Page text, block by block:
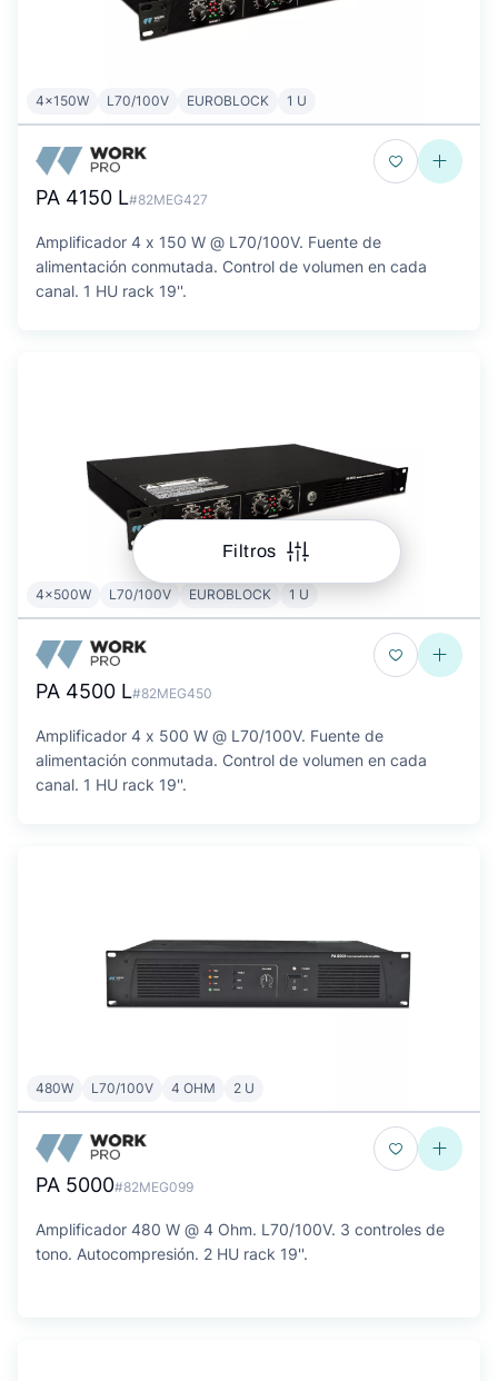
Filtros
4x150W L70/100V EUROBLOCK 1 U
PA 4150 L#82MEG427
Amplificador 4 x 150 W @ L70/100V. Fuente de
alimentación conmutada. Control de volumen en cada
canal. 1 HU rack 19''.
4x500W L70/100V EUROBLOCK 1 U
PA 4500 L#82MEG450
Amplificador 4 x 500 W @ L70/100V. Fuente de
alimentación conmutada. Control de volumen en cada
canal. 1 HU rack 19''.
480W L70/100V 4 OHM 2 U
PA 5000#82MEG099
Amplificador 480 W @ 4 Ohm. L70/100V. 3 controles de
tono. Autocompresión. 2 HU rack 19''.